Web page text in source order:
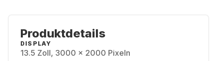
Produktdetails
DISPLAY
13.5 Zoll, 3000 x 2000 Pixeln